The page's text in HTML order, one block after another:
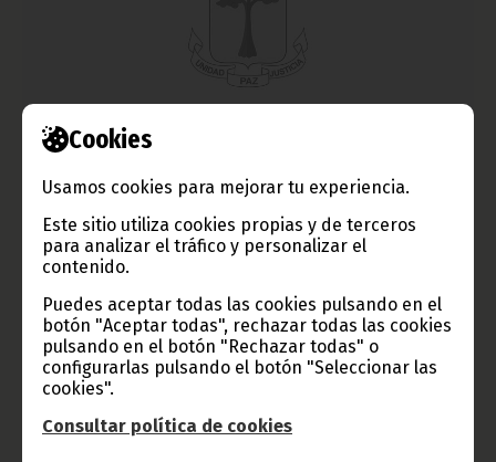
Cookies
Usamos cookies para mejorar tu experiencia.
Este sitio utiliza cookies propias y de terceros
para analizar el tráfico y personalizar el
contenido.
Puedes aceptar todas las cookies pulsando en el
botón "Aceptar todas", rechazar todas las cookies
pulsando en el botón "Rechazar todas" o
configurarlas pulsando el botón "Seleccionar las
cookies".
Consultar política de cookies
Líderes de todo el mundo despedirán a Mandela
diciembre 10, 2013
participar en el multitudinario funeral del libertador
sudafricano, al que asistirán príncipes y presidentes, políticos,
artistas y personalidades de todos los ámbitos y de todo el
despedir a Madiba.
Noticias